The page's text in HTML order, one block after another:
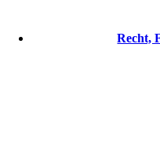
Recht,